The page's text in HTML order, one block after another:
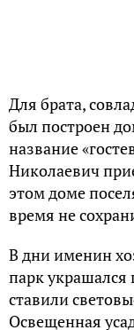
Здесь же и умер
погосте
Островского
сохранившемся,
После смерти
паломничества
всего — из
драматург